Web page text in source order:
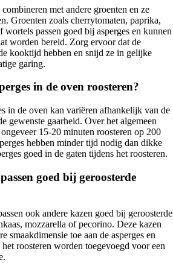
met andere groenten en ze
Groenten zoals cherrytomaten, paprika,
passen goed bij asperges en kunnen
worden bereid. Zorg ervoor dat de
kooktijd hebben en snijd ze in gelijke
garing.
in de oven roosteren?
in de oven kan variëren afhankelijk van de
gewenste gaarheid. Over het algemeen
15-20 minuten roosteren op 200
hebben minder tijd nodig dan dikke
goed in de gaten tijdens het roosteren.
goed bij geroosterde
ook andere kazen goed bij geroosterde
mozzarella of pecorino. Deze kazen
smaakdimensie toe aan de asperges en
roosteren worden toegevoegd voor een